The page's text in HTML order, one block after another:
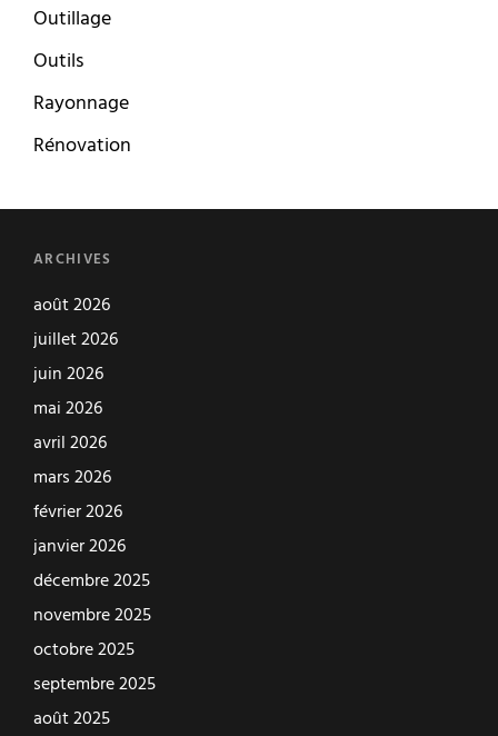
Outillage
Outils
Rayonnage
Rénovation
ARCHIVES
août 2026
juillet 2026
juin 2026
mai 2026
avril 2026
mars 2026
février 2026
janvier 2026
décembre 2025
novembre 2025
octobre 2025
septembre 2025
août 2025